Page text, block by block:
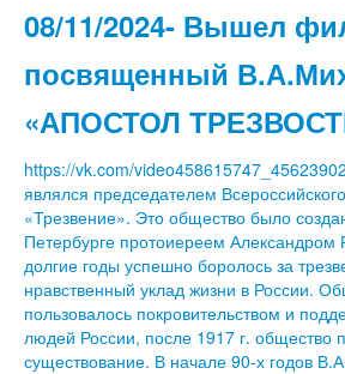
08/11/2024- Вышел
посвященный
«АПОСТОЛ
https://vk.com/
являлся председателем
«Трезвение». Это общество было
Петербурге протоиереем Александром
долгие годы успешно боролось за
нравственный уклад жизни в России.
пользовалось покровительством и
людей России, после 1917 г. общество
существование. В начале 90-х годов